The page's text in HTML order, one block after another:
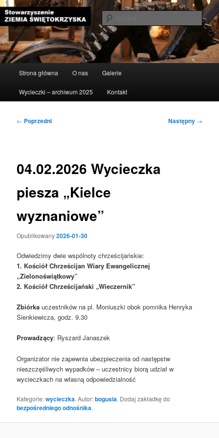
Przeskocz
do
tekstu
Stowarzyszenie Ziemia
Świętokrzyska
Strona główna O nas Galerie
Wycieczki – archiwum 2025 Kontakt
Nawigacja
← Poprzedni Następny →
04.02.2026 Wycieczka
piesza „Kielce
wyznaniowe”
Opublikowany2026-01-30
Odwiedzimy dwie wspólnoty chrześcijańskie:
1. Kościół Chrześcijan Wiary Ewangelicznej
„Zielonoświątkowy”
2. Kościół Chrześcijański „Wieczernik”
Zbiórka uczestników na pl. Moniuszki obok pomnika Henryka
Sienkiewicza, godz. 9.30
Prowadzący: Ryszard Janaszek
Organizator nie zapewnia ubezpieczenia od następstw
nieszczęśliwych wypadków – uczestnicy biorą udział w
wycieczkach na własną odpowiedzialność
Kategorie:wycieczka. Autor:bogusia. Dodaj zakładkę do
bezpośredniego odnośnika.